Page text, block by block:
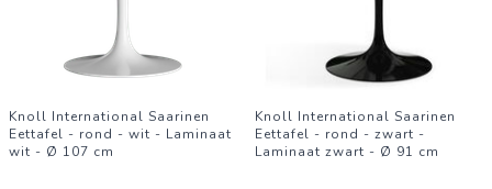
Knoll International Saarinen
Eettafel - rond - wit - Laminaat
wit - Ø 107 cm
Knoll International Saarinen
Eettafel - rond - zwart -
Laminaat zwart - Ø 91 cm